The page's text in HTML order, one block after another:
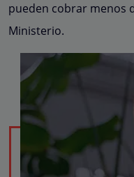
pueden cobrar menos
Ministerio.